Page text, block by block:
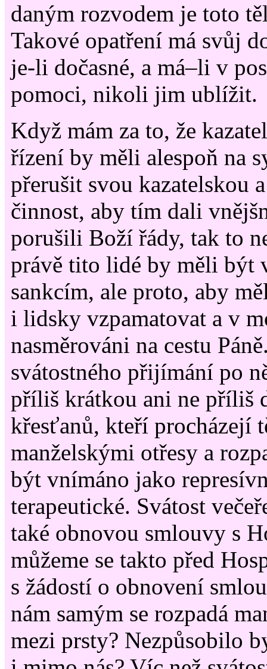
daným rozvodem je toto
Takové opatření má svůj
je-li dočasné, a má–li v
pomoci, nikoli jim ublížit.
Když mám za to, že
řízení by měli alespoň na
přerušit svou kazatelskou
činnost, aby tím dali
porušili Boží řády, tak to
právě tito lidé by měli být
sankcím, ale proto, aby
i lidsky vzpamatovat a v
nasměrováni na cestu
svátostného přijímání po
příliš krátkou ani ne příliš
křesťanů, kteří procházejí
manželskými otřesy a
být vnímáno jako
terapeutické. Svátost
také obnovou smlouvy s
můžeme se takto před
s žádostí o obnovení
nám samým se rozpadá
mezi prsty? Nezpůsobilo